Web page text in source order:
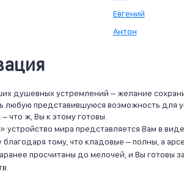
Евгений
Антон
душевных устремлений – желание
любую представившуюся возможность для
что ж, Вы к этому готовы.
устройство мира представляется Вам в
тому, что кладовые – полны, а
просчитаны до мелочей, и Вы готовы